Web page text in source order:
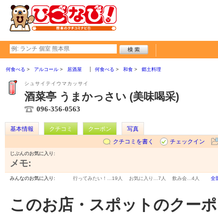
何食べる アルコール 居酒屋 何食べる 和食 郷土料理
シュサイテイウマカッサイ
酒菜亭 うまかっさい (美味喝采)
096-356-0563
基本情報 クチコミ クーポン
写真
クチコミを書く
チェックイン
じぶんのお気に入り:
メモ:
みんなのお気に入り: 行ってみたい！… 19人 お気に入り… 7人 飲み会… 4人 全
このお店・スポットのクー